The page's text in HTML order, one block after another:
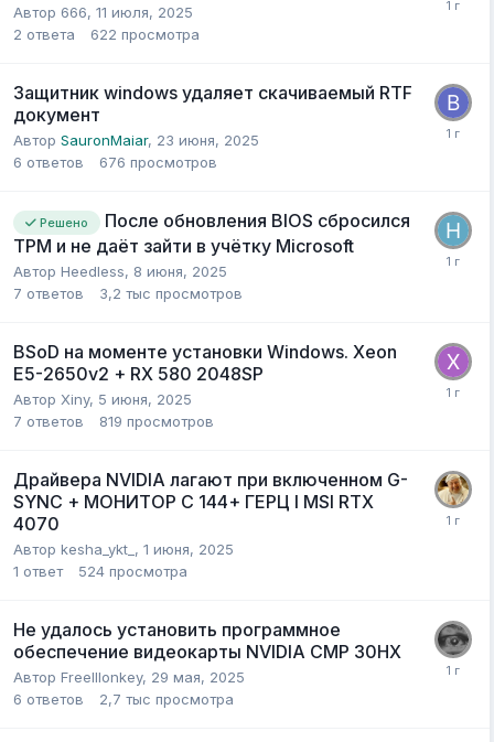
Автор 666, 11 июля, 2025
2 ответа 622 просмотра
Защитник windows удаляет скачиваемый RTF
документ
Автор SauronMaiar, 23 июня, 2025
6 ответов 676 просмотров
Решено
После обновления BIOS сбросился
TPM и не даёт зайти в учётку Microsoft
Автор Heedless, 8 июня, 2025
7 ответов 3,2 тыс просмотров
BSoD на моменте установки Windows. Xeon
E5-2650v2 + RX 580 2048SP
Автор Xiny, 5 июня, 2025
7 ответов 819 просмотров
Драйвера NVIDIA лагают при включенном G-
SYNC + МОНИТОР С 144+ ГЕРЦ l MSI RTX
4070
Автор kesha_ykt_ , 1 июня, 2025
1 ответ 524 просмотра
Не удалось установить программное
обеспечение видеокарты NVIDIA CMP 30HX
Автор Freelllonkey, 29 мая, 2025
6 ответов 2,7 тыс просмотра